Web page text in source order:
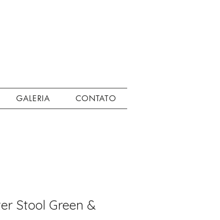
GALERIA CONTATO
Stool Green &